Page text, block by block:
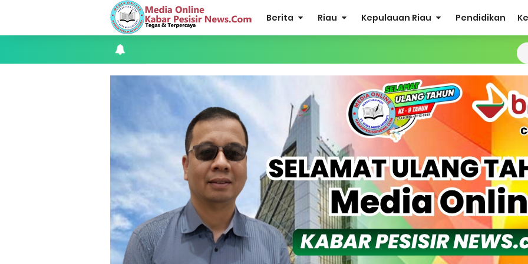
Berita Riau Kepulauan Riau Pendidikan
Dukung Swasembada Pangan Nasional, Polsek Merbau Sambangi Petani Umbi di Desa Mayang Sari.
Empat ( 4 ) Orang Putra Terbaik Maju Bacalon Kades Baran Melintang
Bhabinkamtibmas Desa Banglas Cek Budidaya Tambak Udang Warga, Diperkirakan 60.000 Ekor
Tiga Orang Putra Terbaik Desa Alah air Maju Bacalon Kades Alah air Kecamatan Tebing tinggi
LAMR Kepulauan Meranti dan Bawaslu Bakal Laksanakan Kerja Sama Menyambut Pemilu 2029
Perayaan HUT ke 14, PP IWO Bagikan Bea Siswa Untuk 8 Siswa SD Muhammadiyah 16 Jaksel
Mantan Wakil Ketua DPRD Riau Dukung Penuh Penerbitan Buku Sejarah Perjuangan Lahirnya